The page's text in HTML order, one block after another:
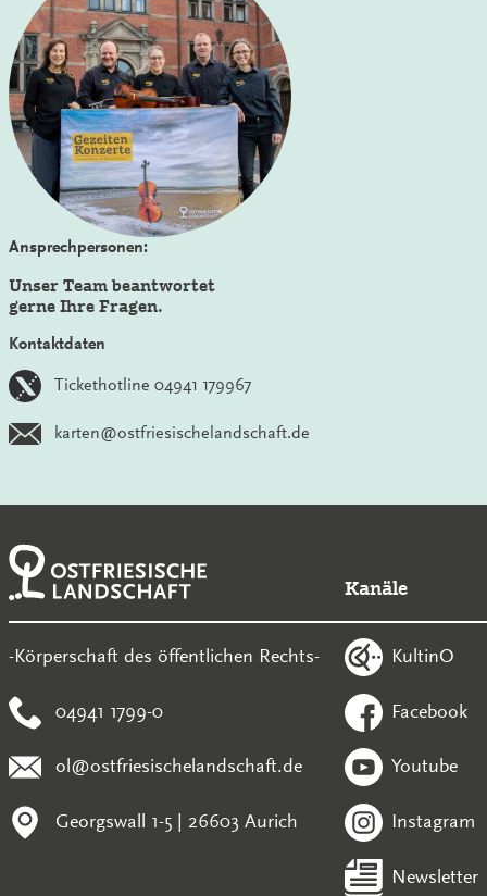
Ansprechpersonen:
Unser Team beantwortet
gerne Ihre Fragen.
Kontaktdaten
Tickethotline 04941 179967
karten@ostfriesischelandschaft.de
-Körperschaft des öffentlichen Rechts-
04941 1799-0
ol@ostfriesischelandschaft.de
Georgswall 1-5 | 26603 Aurich
Kanäle
KultinO
Facebook
Youtube
Instagram
Newsletter